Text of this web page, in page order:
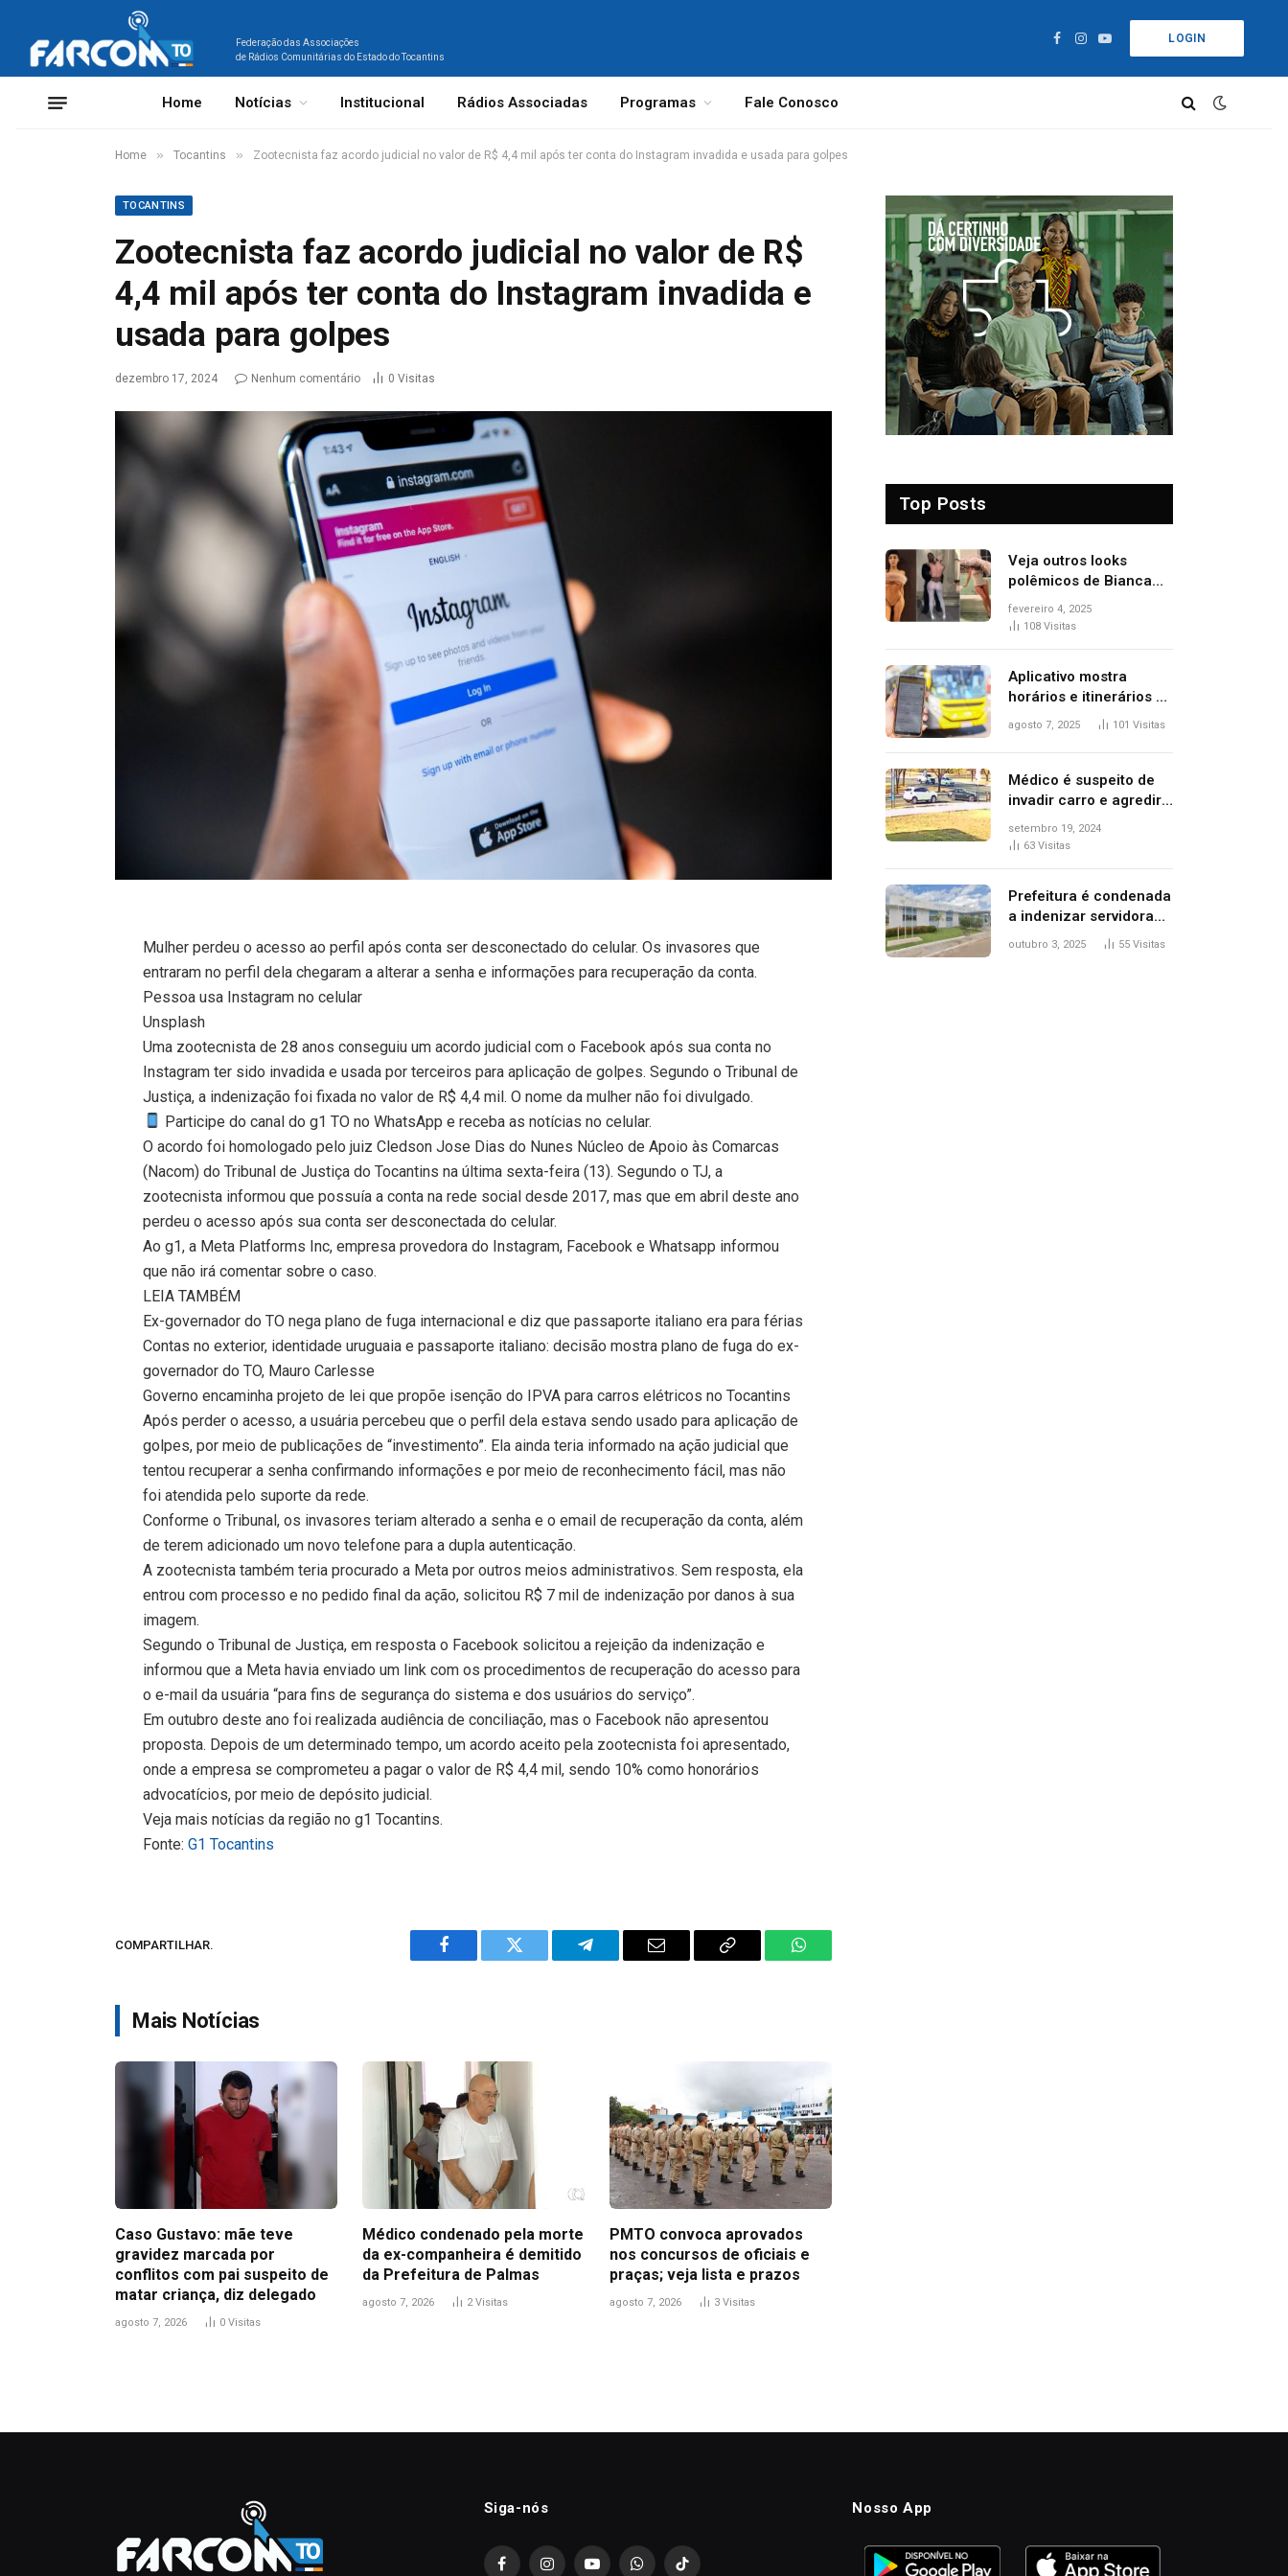
Federação das Associações
de Rádios Comunitárias do Estado do Tocantins
Facebook
Instagram
YouTube
LOGIN
Home Notícias Institucional Rádios Associadas Programas Fale Conosco
Home » Tocantins » Zootecnista faz acordo judicial no valor de R$ 4,4 mil após ter conta do Instagram invadida e usada para golpes
TOCANTINS
Zootecnista faz acordo judicial no valor de R$
4,4 mil após ter conta do Instagram invadida e
usada para golpes
dezembro 17, 2024 Nenhum comentário 0 Visitas
Mulher perdeu o acesso ao perfil após conta ser desconectado do celular. Os invasores que
entraram no perfil dela chegaram a alterar a senha e informações para recuperação da conta.
Pessoa usa Instagram no celular
Unsplash
Uma zootecnista de 28 anos conseguiu um acordo judicial com o Facebook após sua conta no
Instagram ter sido invadida e usada por terceiros para aplicação de golpes. Segundo o Tribunal de
Justiça, a indenização foi fixada no valor de R$ 4,4 mil. O nome da mulher não foi divulgado.
Participe do canal do g1 TO no WhatsApp e receba as notícias no celular.
O acordo foi homologado pelo juiz Cledson Jose Dias do Nunes Núcleo de Apoio às Comarcas
(Nacom) do Tribunal de Justiça do Tocantins na última sexta-feira (13). Segundo o TJ, a
zootecnista informou que possuía a conta na rede social desde 2017, mas que em abril deste ano
perdeu o acesso após sua conta ser desconectada do celular.
Ao g1, a Meta Platforms Inc, empresa provedora do Instagram, Facebook e Whatsapp informou
que não irá comentar sobre o caso.
LEIA TAMBÉM
Ex-governador do TO nega plano de fuga internacional e diz que passaporte italiano era para férias
Contas no exterior, identidade uruguaia e passaporte italiano: decisão mostra plano de fuga do ex-
governador do TO, Mauro Carlesse
Governo encaminha projeto de lei que propõe isenção do IPVA para carros elétricos no Tocantins
Após perder o acesso, a usuária percebeu que o perfil dela estava sendo usado para aplicação de
golpes, por meio de publicações de “investimento”. Ela ainda teria informado na ação judicial que
tentou recuperar a senha confirmando informações e por meio de reconhecimento fácil, mas não
foi atendida pelo suporte da rede.
Conforme o Tribunal, os invasores teriam alterado a senha e o email de recuperação da conta, além
de terem adicionado um novo telefone para a dupla autenticação.
A zootecnista também teria procurado a Meta por outros meios administrativos. Sem resposta, ela
entrou com processo e no pedido final da ação, solicitou R$ 7 mil de indenização por danos à sua
imagem.
Segundo o Tribunal de Justiça, em resposta o Facebook solicitou a rejeição da indenização e
informou que a Meta havia enviado um link com os procedimentos de recuperação do acesso para
o e-mail da usuária “para fins de segurança do sistema e dos usuários do serviço”.
Em outubro deste ano foi realizada audiência de conciliação, mas o Facebook não apresentou
proposta. Depois de um determinado tempo, um acordo aceito pela zootecnista foi apresentado,
onde a empresa se comprometeu a pagar o valor de R$ 4,4 mil, sendo 10% como honorários
advocatícios, por meio de depósito judicial.
Veja mais notícias da região no g1 Tocantins.
Fonte:G1 Tocantins
COMPARTILHAR.
Facebook Twitter Telegram Email
Copy
WhatsApp
Mais Notícias
Caso Gustavo: mãe teve
gravidez marcada por
conflitos com pai suspeito de
matar criança, diz delegado
agosto 7, 2026 0 Visitas
Médico condenado pela morte
da ex-companheira é demitido
da Prefeitura de Palmas
agosto 7, 2026 2Visitas
PMTO convoca aprovados
nos concursos de oficiais e
praças; veja lista e prazos
agosto 7, 2026 3 Visitas
Top Posts
Veja outros looks
polêmicos de Bianca
Censori, esposa de
Kanye West que
fevereiro 4, 2025
108 Visitas
Aplicativo mostra
horários e itinerários de
ônibus a usuários do
agosto 7, 2025 101 Visitas
Médico é suspeito de
invadir carro e agredir
delegado aposentado
durante confusão no
setembro 19, 2024
63 Visitas
Prefeitura é condenada
a indenizar servidora
temporária demitida
outubro 3, 2025 55 Visitas
Siga-nós
FacebookInstagramYouTubeWhatsAppTikTok
Nosso App